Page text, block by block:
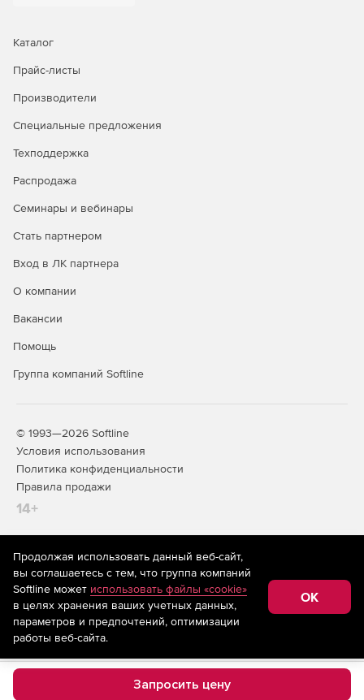
Запросить цену
Каталог
Прайс-листы
Производители
Специальные предложения
Техподдержка
Распродажа
Семинары и вебинары
Стать партнером
Вход в ЛК партнера
О компании
Вакансии
Помощь
Группа компаний Softline
© 1993—2026 Softline
Условия использования
Политика конфиденциальности
Правила продажи
14+
На информационном ресурсе store.softline.ru применяются
рекомендательные технологии(информационные технологии
предоставления информации на основе сбора,
систематизации и анализа сведений, относящихся к
предпочтениям пользователей сети «Интернет»,
находящихся на территории Российской Федерации)
Продолжая использовать данный веб-сайт,
вы соглашаетесь с тем, что группа компаний
Softline может использовать файлы «cookie»
в целях хранения ваших учетных данных,
параметров и предпочтений, оптимизации
работы веб-сайта.
OK